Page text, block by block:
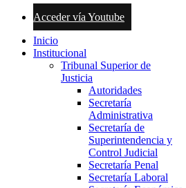
Acceder vía Youtube
Inicio
Institucional
Tribunal Superior de
Justicia
Autoridades
Secretaría
Administrativa
Secretaría de
Superintendencia y
Control Judicial
Secretaría Penal
Secretaría Laboral